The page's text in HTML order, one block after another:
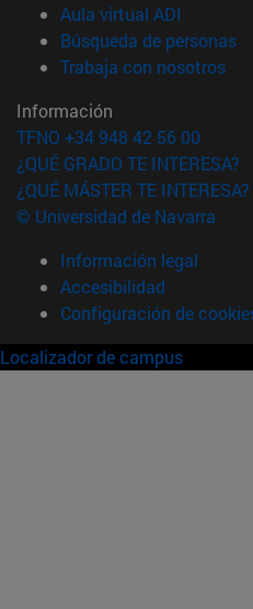
Aula virtual ADI
Búsqueda de personas
Trabaja con nosotros
Información
TFNO +34 948 42 56 00
¿QUÉ GRADO TE INTERESA?
¿QUÉ MÁSTER TE INTERESA?
© Universidad de Navarra
Información legal
Accesibilidad
Configuración de
Localizador de campus